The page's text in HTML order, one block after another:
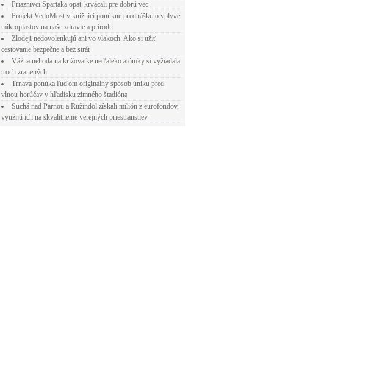
Priaznivci Spartaka opäť krvácali pre dobrú vec
Projekt VedoMost v knižnici ponúkne prednášku o vplyve
mikroplastov na naše zdravie a prírodu
Zlodeji nedovolenkujú ani vo vlakoch. Ako si užiť
cestovanie bezpečne a bez strát
Vážna nehoda na križovatke neďaleko atómky si vyžiadala
troch zranených
Trnava ponúka ľuďom originálny spôsob úniku pred
vlnou horúčav v hľadisku zimného štadióna
Suchá nad Parnou a Ružindol získali milión z eurofondov,
využijú ich na skvalitnenie verejných priestranstiev